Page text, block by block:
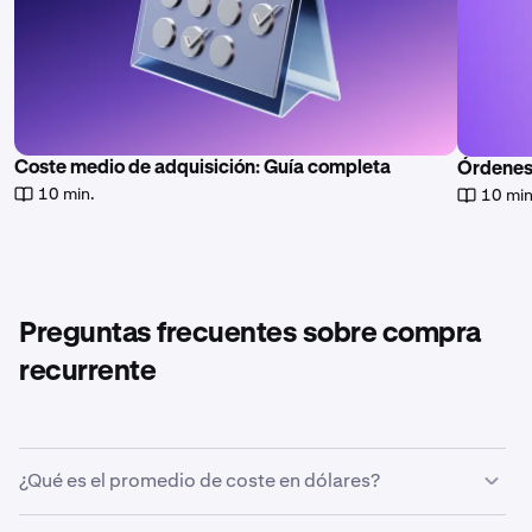
Coste medio de adquisición: Guía completa
10 min. 10
Preguntas frecuentes sobre compra
recurrente
¿Qué es el promedio de coste en dólares?